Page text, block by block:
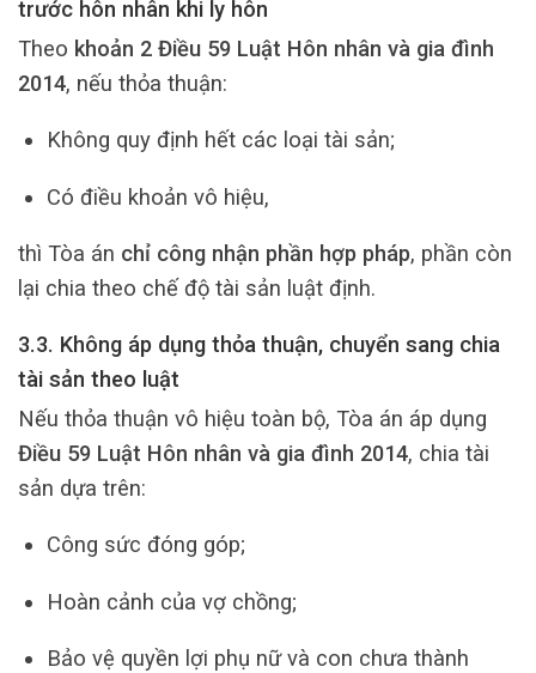
trước hôn nhân khi ly hôn
Theo khoản 2 Điều 59 Luật Hôn nhân và gia đình
2014, nếu thỏa thuận:
Không quy định hết các loại tài sản;
Có điều khoản vô hiệu,
thì Tòa án chỉ công nhận phần hợp pháp, phần còn
lại chia theo chế độ tài sản luật định.
3.3. Không áp dụng thỏa thuận, chuyển sang chia
tài sản theo luật
Nếu thỏa thuận vô hiệu toàn bộ, Tòa án áp dụng
Điều 59 Luật Hôn nhân và gia đình 2014, chia tài
sản dựa trên:
Công sức đóng góp;
Hoàn cảnh của vợ chồng;
Bảo vệ quyền lợi phụ nữ và con chưa thành